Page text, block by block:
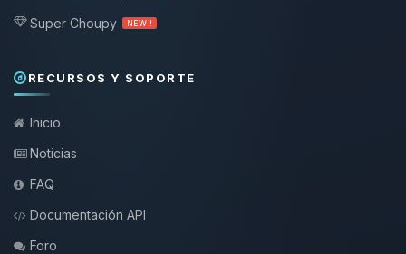
Super Choupy NEW !
RECURSOS Y SOPORTE
Inicio
Noticias
FAQ
Documentación API
Foro